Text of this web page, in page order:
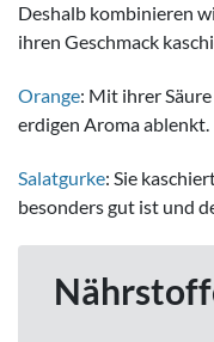
Deshalb kombinieren
ihren Geschmack
Orange: Mit ihrer
erdigen Aroma ablenkt.
Salatgurke: Sie
besonders gut ist und